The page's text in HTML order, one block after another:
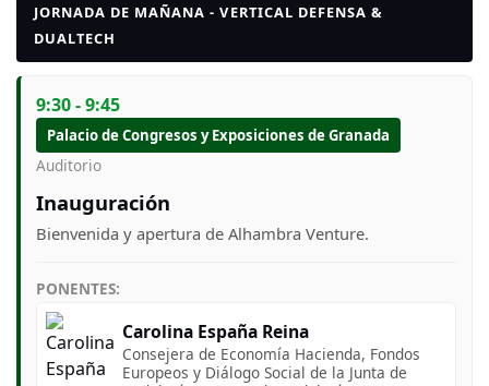
JORNADA DE MAÑANA - VERTICAL DEFENSA &
DUALTECH
9:30 - 9:45
Palacio de Congresos y Exposiciones de Granada
Auditorio
Inauguración
Bienvenida y apertura de Alhambra Venture.
PONENTES:
Carolina España Reina
Consejera de Economía Hacienda, Fondos
Europeos y Diálogo Social de la Junta de